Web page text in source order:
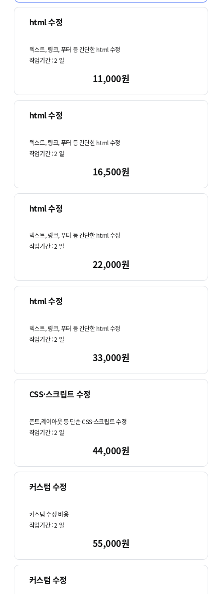
html 수정
텍스트, 링크, 푸터 등 간단한 html 수정
작업기간 :2 일
11,000원
html 수정
텍스트, 링크, 푸터 등 간단한 html 수정
작업기간 :2 일
16,500원
html 수정
텍스트, 링크, 푸터 등 간단한 html 수정
작업기간 :2 일
22,000원
html 수정
텍스트, 링크, 푸터 등 간단한 html 수정
작업기간 :2 일
33,000원
CSS·스크립트 수정
폰트,레이아웃 등 단순 CSS·스크립트 수정
작업기간 :2 일
44,000원
커스텀 수정
커스텀 수정 비용
작업기간 :2 일
55,000원
커스텀 수정